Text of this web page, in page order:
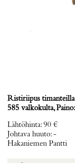
Ristiriipus timanteilla
585 valkokulta,
Lähtöhinta:90 €
Johtava huuto:-
Hakaniemen Pantti